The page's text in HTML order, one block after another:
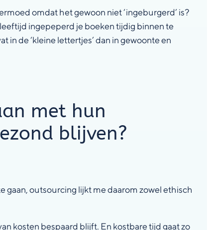
omdat het gewoon niet ‘ingeburgerd’ is?
ingepeperd je boeken tijdig binnen te
de ‘kleine lettertjes’ dan in gewoonte en
met hun
blijven?
outsourcing lijkt me daarom zowel ethisch
kosten bespaard blijft. En kostbare tijd gaat zo